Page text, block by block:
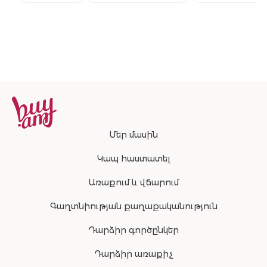
Մեր մասին
Կապ հաստատել
Առաքում և վճարում
Գաղտնիության քաղաքականություն
Դարձիր գործընկեր
Դարձիր առաքիչ